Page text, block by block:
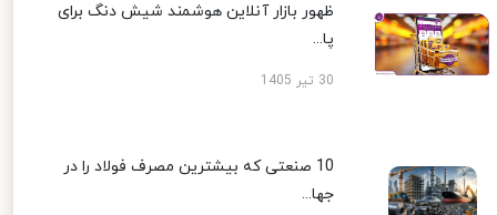
ظهور بازار آنلاین هوشمند شیش دنگ برای
پا...
30 تیر 1405
10 صنعتی که بیشترین مصرف فولاد را در
جها...